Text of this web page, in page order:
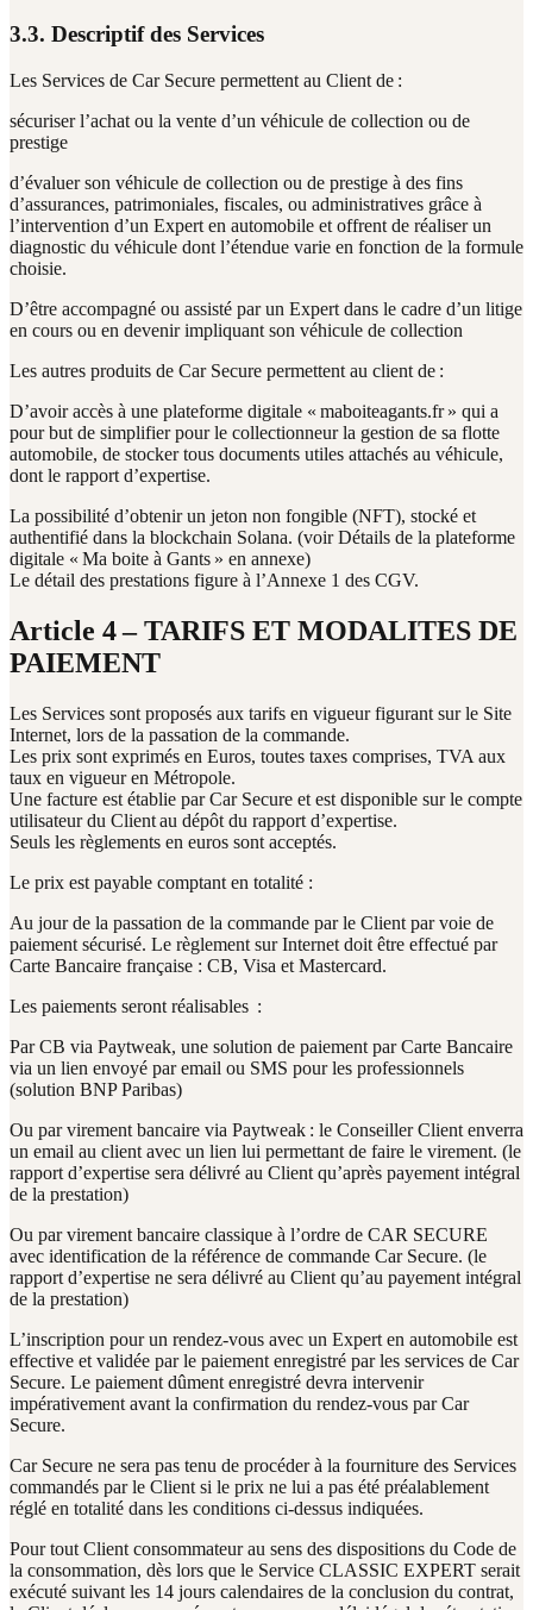
3.3. Descriptif des Services
Les Services de Car Secure permettent au Client de :
sécuriser l’achat ou la vente d’un véhicule de collection ou de
prestige
d’évaluer son véhicule de collection ou de prestige à des fins
d’assurances, patrimoniales, fiscales, ou administratives grâce à
l’intervention d’un Expert en automobile et offrent de réaliser un
diagnostic du véhicule dont l’étendue varie en fonction de la formule
choisie.
D’être accompagné ou assisté par un Expert dans le cadre d’un litige
en cours ou en devenir impliquant son véhicule de collection
Les autres produits de Car Secure permettent au client de :
D’avoir accès à une plateforme digitale « maboiteagants.fr » qui a
pour but de simplifier pour le collectionneur la gestion de sa flotte
automobile, de stocker tous documents utiles attachés au véhicule,
dont le rapport d’expertise.
La possibilité d’obtenir un jeton non fongible (NFT), stocké et
authentifié dans la blockchain Solana. (voir Détails de la plateforme
digitale « Ma boite à Gants » en annexe)
Le détail des prestations figure à l’Annexe 1 des CGV.
Article 4 – TARIFS ET MODALITES DE
PAIEMENT
Les Services sont proposés aux tarifs en vigueur figurant sur le Site
Internet, lors de la passation de la commande.
Les prix sont exprimés en Euros, toutes taxes comprises, TVA aux
taux en vigueur en Métropole.
Une facture est établie par Car Secure et est disponible sur le compte
utilisateur du Client au dépôt du rapport d’expertise.
Seuls les règlements en euros sont acceptés.
Le prix est payable comptant en totalité :
Au jour de la passation de la commande par le Client par voie de
paiement sécurisé. Le règlement sur Internet doit être effectué par
Carte Bancaire française : CB, Visa et Mastercard.
Les paiements seront réalisables :
Par CB via Paytweak, une solution de paiement par Carte Bancaire
via un lien envoyé par email ou SMS pour les professionnels
(solution BNP Paribas)
Ou par virement bancaire via Paytweak : le Conseiller Client enverra
un email au client avec un lien lui permettant de faire le virement. (le
rapport d’expertise sera délivré au Client qu’après payement intégral
de la prestation)
Ou par virement bancaire classique à l’ordre de CAR SECURE
avec identification de la référence de commande Car Secure. (le
rapport d’expertise ne sera délivré au Client qu’au payement intégral
de la prestation)
L’inscription pour un rendez-vous avec un Expert en automobile est
effective et validée par le paiement enregistré par les services de Car
Secure. Le paiement dûment enregistré devra intervenir
impérativement avant la confirmation du rendez-vous par Car
Secure.
Car Secure ne sera pas tenu de procéder à la fourniture des Services
commandés par le Client si le prix ne lui a pas été préalablement
réglé en totalité dans les conditions ci-dessus indiquées.
Pour tout Client consommateur au sens des dispositions du Code de
la consommation, dès lors que le Service CLASSIC EXPERT serait
exécuté suivant les 14 jours calendaires de la conclusion du contrat,